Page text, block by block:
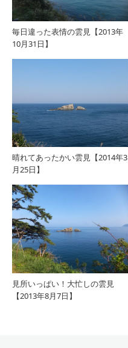
毎日違った表情の雲見【2013年
10月31日】
晴れてあったかい雲見【2014年3
月25日】
見所いっぱい！大忙しの雲見
【2013年8月7日】